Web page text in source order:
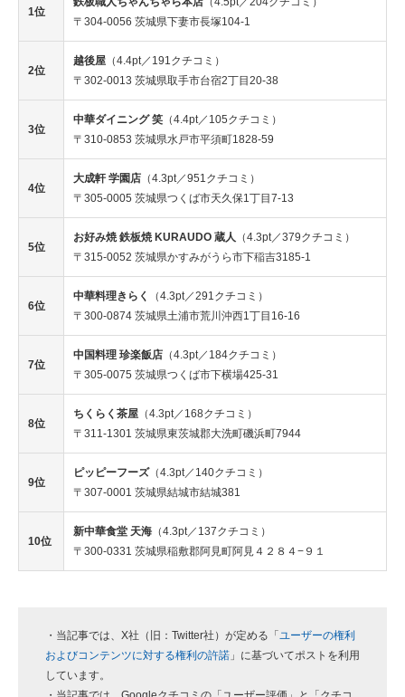
1位
〒304-0056 茨城県下妻市長塚104-1
2位
越後屋 （4.4pt／191クチコミ）
〒302-0013 茨城県取手市台宿2丁目20-38
3位
中華ダイニング 笑 （4.4pt／105クチコミ）
〒310-0853 茨城県水戸市平須町1828-59
4位
大成軒 学園店 （4.3pt／951クチコミ）
〒305-0005 茨城県つくば市天久保1丁目7-13
5位
お好み焼 鉄板焼 KURAUDO 蔵人 （4.3pt／379クチコミ）
〒315-0052 茨城県かすみがうら市下稲吉3185-1
6位
中華料理きらく
（4.3pt／291クチコミ）
〒300-0874 茨城県土浦市荒川沖西1丁目16-16
7位
中国料理 珍楽飯店 （4.3pt／184クチコミ）
〒305-0075 茨城県つくば市下横場425-31
8位
ちくらく茶屋 （4.3pt／168クチコミ）
〒311-1301 茨城県東茨城郡大洗町磯浜町7944
9位
ピッピーフーズ（4.3pt／140クチコミ）
〒307-0001 茨城県結城市結城381
10位
新中華食堂 天海 （4.3pt／137クチコミ）
〒300-0331 茨城県稲敷郡阿見町阿見４２８４−９１
・当記事では、X社（旧：Twitter社）が定める「 ユーザーの権利
およびコンテンツに対する権利の許諾 」に基づいてポストを利用
しています。